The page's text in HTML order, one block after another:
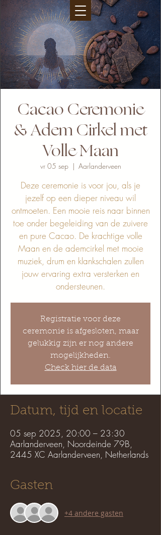
Cacao Ceremonie
& Adem Cirkel met
Volle Maan
vr 05 sep
  |
Aarlanderveen
Deze ceremonie is voor jou, als je
jezelf op een dieper niveau wil
ontmoeten. Een mooie reis naar binnen
toe onder begeleiding van de zuivere
en pure Cacao. De krachtige volle
Maan en de ademcirkel met mooie
muziek, drum en klankschalen zullen
jouw ervaring extra versterken en
ondersteunen.
Registratie voor deze
ceremonie is afgesloten, maar
gelukkig zijn er nog andere
mogelijkheden.
Check hier de data
Datum, tijd en locatie
05 sep 2025, 20:00 – 23:30
Aarlanderveen, Noordeinde 79B,
2445 XC Aarlanderveen, Netherlands
Gasten
+4 andere gasten